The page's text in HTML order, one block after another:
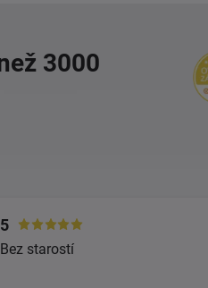
3000
5
Bez starostí